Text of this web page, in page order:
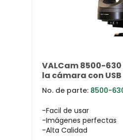
VALCam 8500-
la cámara con USB
No. de parte: 8500-
-Facil de usar
-Imágenes perfectas
-Alta Calidad